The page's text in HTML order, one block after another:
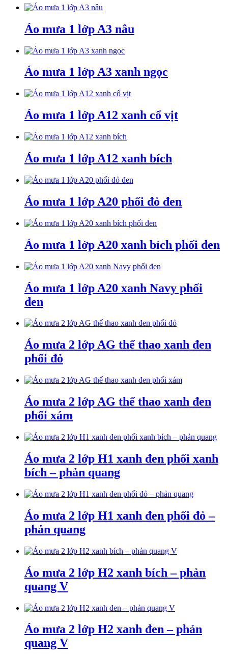
Áo mưa 1 lớp A3 nâu
Áo mưa 1 lớp A3 xanh ngọc
Áo mưa 1 lớp A12 xanh cổ vịt
Áo mưa 1 lớp A12 xanh bích
Áo mưa 1 lớp A20 phối đỏ đen
Áo mưa 1 lớp A20 xanh bích phối đen
Áo mưa 1 lớp A20 xanh Navy phối
đen
Áo mưa 2 lớp AG thể thao xanh đen
phối đỏ
Áo mưa 2 lớp AG thể thao xanh đen
phối xám
Áo mưa 2 lớp H1 xanh đen phối xanh
bích – phản quang
Áo mưa 2 lớp H1 xanh đen phối đỏ –
phản quang
Áo mưa 2 lớp H2 xanh bích – phản
quang V
Áo mưa 2 lớp H2 xanh đen – phản
quang V